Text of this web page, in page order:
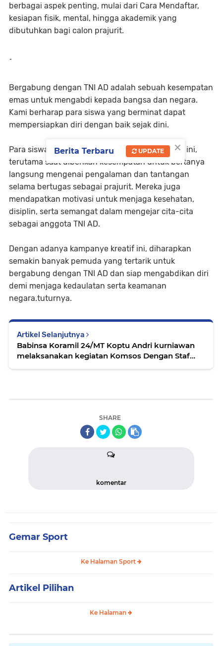
berbagai aspek penting, mulai dari Cara Mendaftar,
kesiapan fisik, mental, hingga akademik yang
dibutuhkan bagi calon prajurit.
-
Bergabung dengan TNI AD adalah sebuah kesempatan
emas untuk mengabdi kepada bangsa dan negara.
Kami berharap para siswa yang berminat dapat
mempersiapkan diri dengan baik sejak dini.
Para siswa terlihat antusias mengikuti kegiatan ini,
terutama saat diberikan kesempatan untuk bertanya
langsung mengenai pengalaman dan tantangan
selama bertugas sebagai prajurit. Mereka juga
mendapatkan motivasi untuk menjaga kesehatan,
disiplin, serta semangat dalam mengejar cita-cita
sebagai anggota TNI AD.
Dengan adanya kampanye kreatif ini, diharapkan
semakin banyak pemuda yang tertarik untuk
bergabung dengan TNI AD dan siap mengabdikan diri
demi menjaga kedaulatan serta keamanan
negara.tuturnya.
Artikel Selanjutnya
Babinsa Koramil 24/MT Koptu Andri kurniawan
melaksanakan kegiatan Komsos Dengan Staf
SHARE
komentar
Gemar Sport
Ke Halaman Sport
Artikel Pilihan
Ke Halaman
×
Berita Terbaru UPDATE